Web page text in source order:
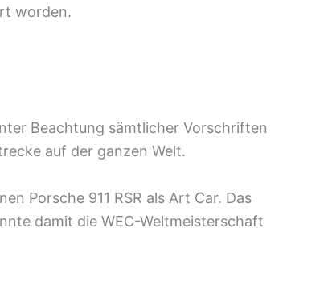
worden.
Beachtung sämtlicher Vorschriften
auf der ganzen Welt.
Porsche 911 RSR als Art Car. Das
damit die WEC-Weltmeisterschaft